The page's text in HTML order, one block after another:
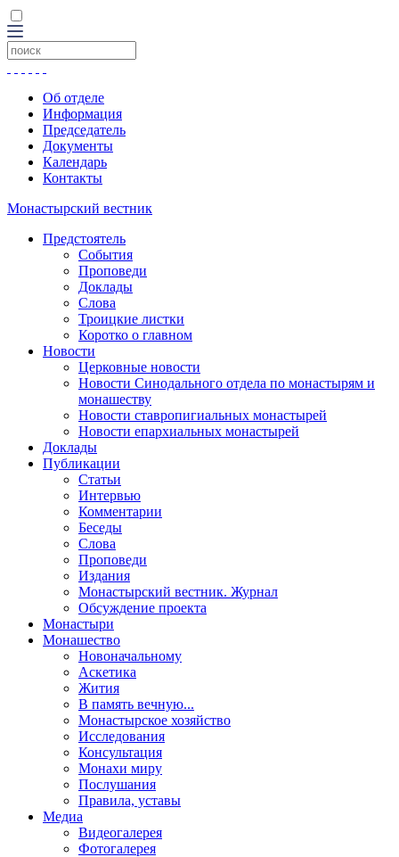
Об отделе
Информация
Председатель
Документы
Календарь
Контакты
Монастырский вестник
Предстоятель
События
Проповеди
Доклады
Слова
Троицкие листки
Коротко о главном
Новости
Церковные новости
Новости Синодального отдела по монастырям и
монашеству
Новости ставропигиальных монастырей
Новости епархиальных монастырей
Доклады
Публикации
Статьи
Интервью
Комментарии
Беседы
Слова
Проповеди
Издания
Монастырский вестник. Журнал
Обсуждение проекта
Монастыри
Монашество
Новоначальному
Аскетика
Жития
В память вечную...
Монастырское хозяйство
Исследования
Консультация
Монахи миру
Послушания
Правила, уставы
Медиа
Видеогалерея
Фотогалерея